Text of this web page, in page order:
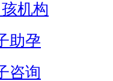
机构
助孕
咨询